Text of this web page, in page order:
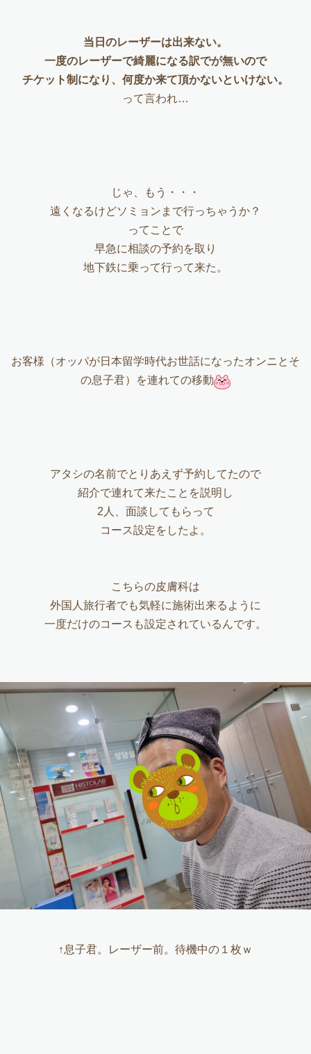
当日のレーザーは出来ない。
一度のレーザーで綺麗になる訳でが無いので
チケット制になり、何度か来て頂かないといけない。
って言われ…
じゃ、もう・・・
遠くなるけどソミョンまで行っちゃうか？
ってことで
早急に相談の予約を取り
地下鉄に乗って行って来た。
お客様（オッパが日本留学時代お世話になったオンニとそ
の息子君）を連れての移動
アタシの名前でとりあえず予約してたので
紹介で連れて来たことを説明し
2人、面談してもらって
コース設定をしたよ。
こちらの皮膚科は
外国人旅行者でも気軽に施術出来るように
一度だけのコースも設定されているんです。
↑息子君。レーザー前。待機中の１枚ｗ